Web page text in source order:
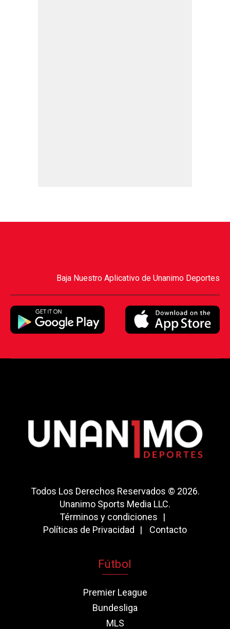
Baja Nuestro Aplicativo de Unanimo Deportes
Todos Los Derechos Reservados © 2026.
Unanimo Sports Media LLC.
Términos y condiciones
Políticas de Privacidad
Contacto
Fútbol
Premier League
Bundesliga
MLS